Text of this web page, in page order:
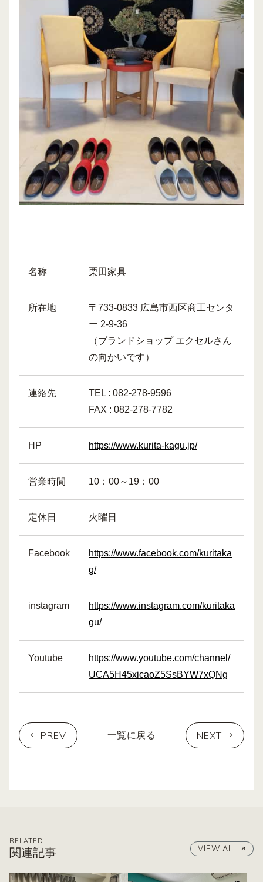
名称 栗田家具
所在地
〒733-0833 広島市西区商工センタ
ー 2-9-36
（ブランドショップ エクセルさん
の向かいです）
連絡先
TEL : 082-278-9596
FAX : 082-278-7782
HP https://www.kurita-kagu.jp/
営業時間 10：00～19：00
定休日 火曜日
Facebook
https://www.facebook.com/kuritaka
g/
instagram
https://www.instagram.com/kuritaka
gu/
Youtube
https://www.youtube.com/channel/
UCA5H45xicaoZ5SsBYW7xQNg
PREV 一覧に戻る NEXT
RELATED
関連記事 VIEW ALL